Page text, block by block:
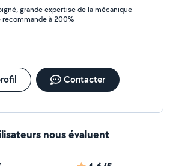
grande expertise de la mécanique
à 200%
Contacter
nous évaluent